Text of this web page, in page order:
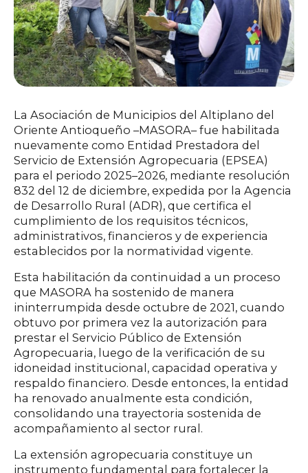
La Asociación de Municipios del Altiplano del
Oriente Antioqueño –MASORA– fue habilitada
nuevamente como Entidad Prestadora del
Servicio de Extensión Agropecuaria (EPSEA)
para el periodo 2025–2026, mediante resolución
832 del 12 de diciembre, expedida por la Agencia
de Desarrollo Rural (ADR), que certifica el
cumplimiento de los requisitos técnicos,
administrativos, financieros y de experiencia
establecidos por la normatividad vigente.
Esta habilitación da continuidad a un proceso
que MASORA ha sostenido de manera
ininterrumpida desde octubre de 2021, cuando
obtuvo por primera vez la autorización para
prestar el Servicio Público de Extensión
Agropecuaria, luego de la verificación de su
idoneidad institucional, capacidad operativa y
respaldo financiero. Desde entonces, la entidad
ha renovado anualmente esta condición,
consolidando una trayectoria sostenida de
acompañamiento al sector rural.
La extensión agropecuaria constituye un
instrumento fundamental para fortalecer la